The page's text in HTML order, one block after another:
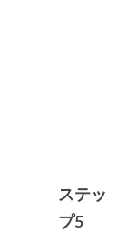
ステッ
プ5